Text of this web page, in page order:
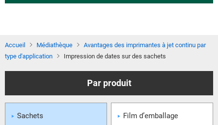
Accueil Médiathèque
Avantages des imprimantes à jet continu par
type d'application
Impression de dates sur des sachets
Sachets Film d’emballage